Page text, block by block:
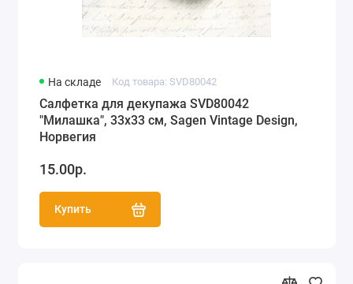
На складе Код товара: SVD80042
Салфетка для декупажа SVD80042
"Милашка", 33х33 см, Sagen Vintage Design,
Норвегия
15.00р.
Купить